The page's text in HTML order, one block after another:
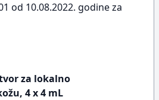
od 10.08.2022. godine za
za lokalno
4 x 4 mL